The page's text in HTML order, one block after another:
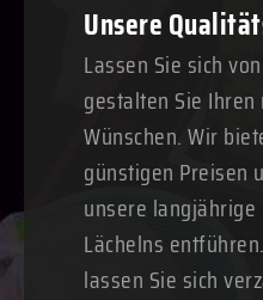
Unsere
Lassen Sie sich
gestalten Sie
Wünschen. Wir
günstigen Preisen
unsere
Lächelns
lassen Sie sich